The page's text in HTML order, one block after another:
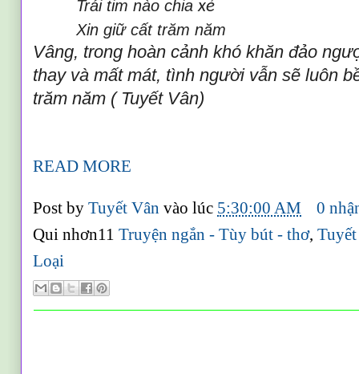
Trái tim nào chiaxẻ
Xin giữ cất trăm năm
Vâng, trong hoàn cảnh khó khăn đảo
thay và mất mát, tình người vẫn sẽ luôn
trăm năm ( Tuyết Vân)
READ MORE
Post byTuyết Vânvào lúc 5:30:00 AM
0
Qui nhơn11Truyện ngắn - Tùy bút - thơ,
Loại